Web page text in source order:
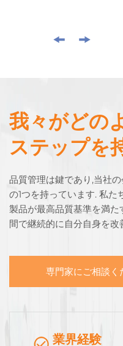
我々がどの
ステップを
品質管理は鍵であり,当社
の1つを持っています. 私
製品が最高品質基準を満
間で継続的に自分自身を改
専門家にご相談く
業界経験